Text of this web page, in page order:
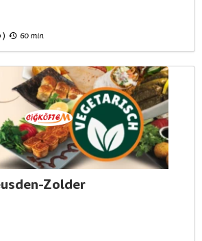
) 60 min
Zolder